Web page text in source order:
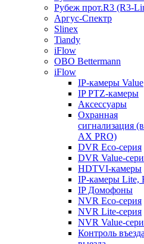
Рубеж прот.R3 (R3-
Аргус-Спектр
Slinex
Tiandy
iFlow
OBO Bettermann
iFlow
IP-камеры Value
IP PTZ-камеры
Аксессуары
Охранная
сигнализация
AX PRO)
DVR Eco-серия
DVR Value-
HDTVI-камеры
IP-камеры Lite,
IP Домофоны
NVR Eco-серия
NVR Lite-серия
NVR Value-
Контроль